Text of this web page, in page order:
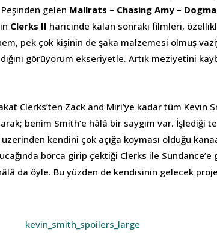
gelen Mallrats – Chasing Amy – Dogma
Clerks II haricinde kalan sonraki filmleri,
pek çok kişinin de şaka malzemesi olmuş
görüyorum ekseriyetle. Artık meziyetini
Clerks’ten Zack and Miri’ye kadar tüm Kevin
benim Smith’e hâlâ bir saygım var. İşlediği
kendini çok açığa koyması olduğu
borca girip çektiği Clerks ile Sundance’e
da öyle. Bu yüzden de kendisinin gelecek